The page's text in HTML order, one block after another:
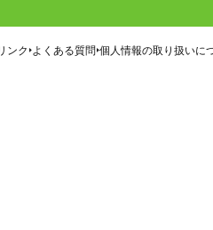
ンク よくある質問 個人情報の取り扱いに